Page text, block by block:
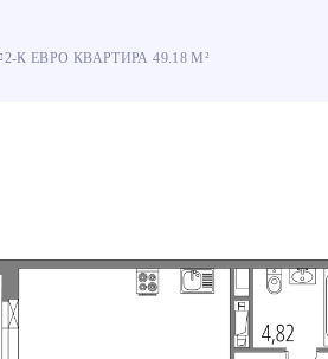
2-К ЕВРО КВАРТИРА 49.18 М²